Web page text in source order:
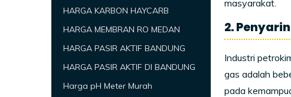
masyarakat.
2.
Industri
gas adalah
pada
HARGA KARBON HAYCARB
HARGA MEMBRAN RO MEDAN
HARGA PASIR AKTIF BANDUNG
HARGA PASIR AKTIF DI BANDUNG
Harga pH Meter Murah